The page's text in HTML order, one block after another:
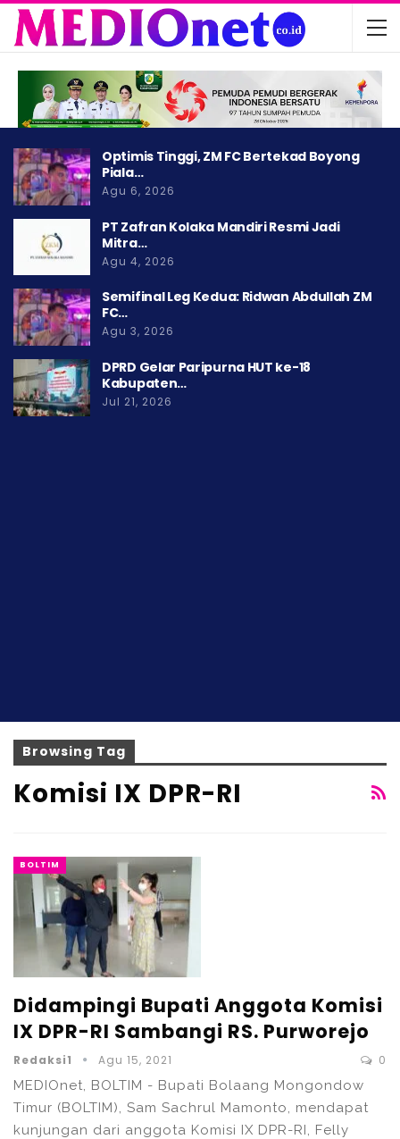
Optimis Tinggi, ZM FC Bertekad Boyong
Piala…
Agu 6, 2026
PT Zafran Kolaka Mandiri Resmi Jadi
Mitra…
Agu 4, 2026
Semifinal Leg Kedua: Ridwan Abdullah ZM
FC…
Agu 3, 2026
DPRD Gelar Paripurna HUT ke-18
Kabupaten…
Jul 21, 2026
Browsing Tag
Komisi IX DPR-RI
BOLTIM
Didampingi Bupati Anggota Komisi
IX DPR-RI Sambangi RS. Purworejo
Redaksi1 Agu 15, 2021 0
MEDIOnet, BOLTIM - Bupati Bolaang Mongondow
Timur (BOLTIM), Sam Sachrul Mamonto, mendapat
kunjungan dari anggota Komisi IX DPR-RI, Felly